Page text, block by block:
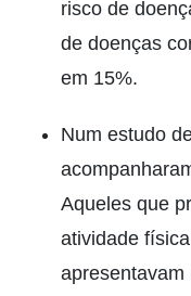
risco de
de doenças
em 15%.
Num estudo
Aqueles que
atividade
apresentavam